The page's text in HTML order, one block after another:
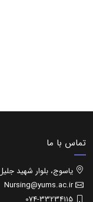
تماس با ما
یاسوج، بلوار شهید
Nursing@yums.ac.ir
074-33234115